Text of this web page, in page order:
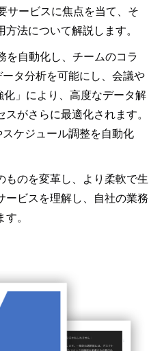
ービスに焦点を当て、そ
法について解説します。
自動化し、チームのコラ
タ分析を可能にし、会議や
」により、高度なデータ解
がさらに最適化されます。
ケジュール調整を自動化
ものを変革し、より柔軟で生
ービスを理解し、自社の業務
。